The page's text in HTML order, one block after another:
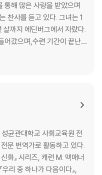
통해 많은 사랑을 받았으며
찬사를 듣고 있다. 그녀는 1
까지 에딘버그에서 자랐다.
어갔으며,수련 기간이 끝난
공부했다. 그녀는 그곳에
수녀들의 모임인 노트르담
균관대학교 사회교육원 전
문 번역가로 활동하고 있다.
화』 시리즈, 캐런 M. 맥매너
우리 중 하나가 다음이다』,